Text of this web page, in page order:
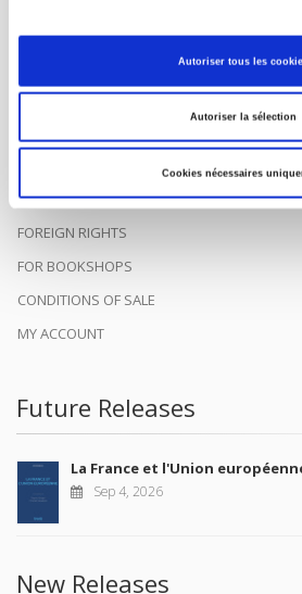
Autoriser tous les
Autoriser la sélection
Cookies nécessaires
SCIENCES PO UNIVERSITY PRESS has
help public and political debate.continue
CONTACTS
FOREIGN RIGHTS
FOR BOOKSHOPS
CONDITIONS OF SALE
MY ACCOUNT
Future Releases
La France et l'Union
Sep 4, 2026
New Releases